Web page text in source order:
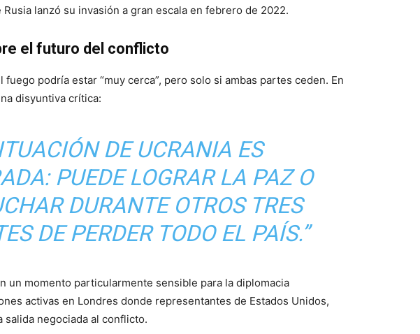
lanzó su invasión a gran escala en febrero de 2022.
el futuro del conflicto
podría estar “muy cerca”, pero solo si ambas partes ceden. En
disyuntiva crítica:
DE UCRANIA ES
PUEDE LOGRAR LA PAZ O
DURANTE OTROS TRES
DE PERDER TODO EL PAÍS.”
un momento particularmente sensible para la diplomacia
activas en Londres donde representantes de Estados Unidos,
salida negociada al conflicto.